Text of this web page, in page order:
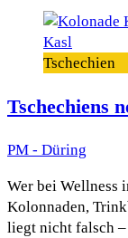
Tschechien
Tschechiens
PM - Düring
Wer bei Wellness
Kolonnaden,
liegt nicht falsch